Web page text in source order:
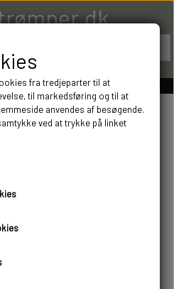
fra tredjeparter til at
til markedsføring og til at
anvendes af besøgende.
ved at trykke på linket